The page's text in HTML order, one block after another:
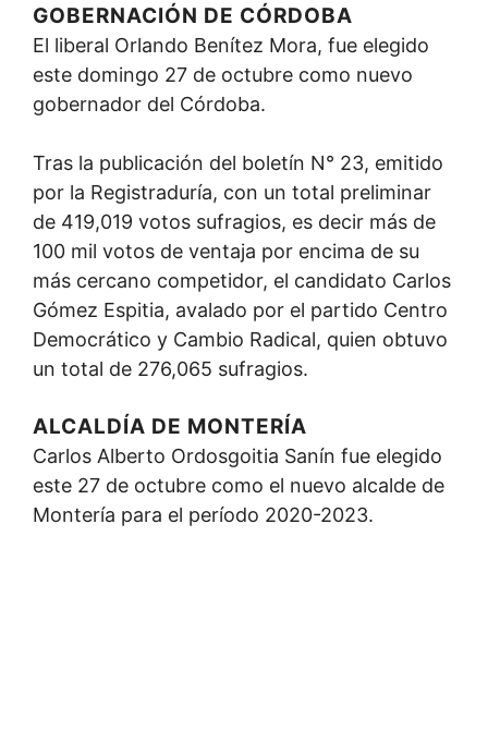
GOBERNACIÓN DE CÓRDOBA
El liberal Orlando Benítez Mora, fue elegido
este domingo 27 de octubre como nuevo
gobernador del Córdoba.
Tras la publicación del boletín N° 23, emitido
por la Registraduría, con un total preliminar
de 419,019 votos sufragios, es decir más de
100 mil votos de ventaja por encima de su
más cercano competidor, el candidato Carlos
Gómez Espitia, avalado por el partido Centro
Democrático y Cambio Radical, quien obtuvo
un total de 276,065 sufragios.
ALCALDÍA DE MONTERÍA
Carlos Alberto Ordosgoitia Sanín fue elegido
este 27 de octubre como el nuevo alcalde de
Montería para el período 2020-2023.